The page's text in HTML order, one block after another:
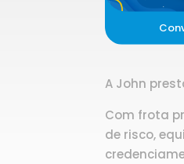
A John
Com frota
de risco,